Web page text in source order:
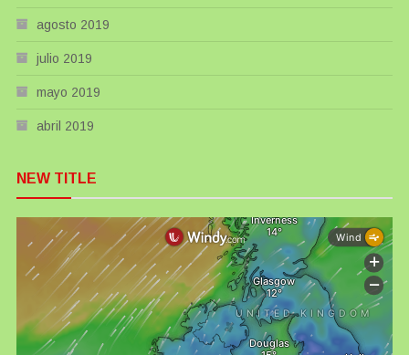
agosto 2019
julio 2019
mayo 2019
abril 2019
NEW TITLE